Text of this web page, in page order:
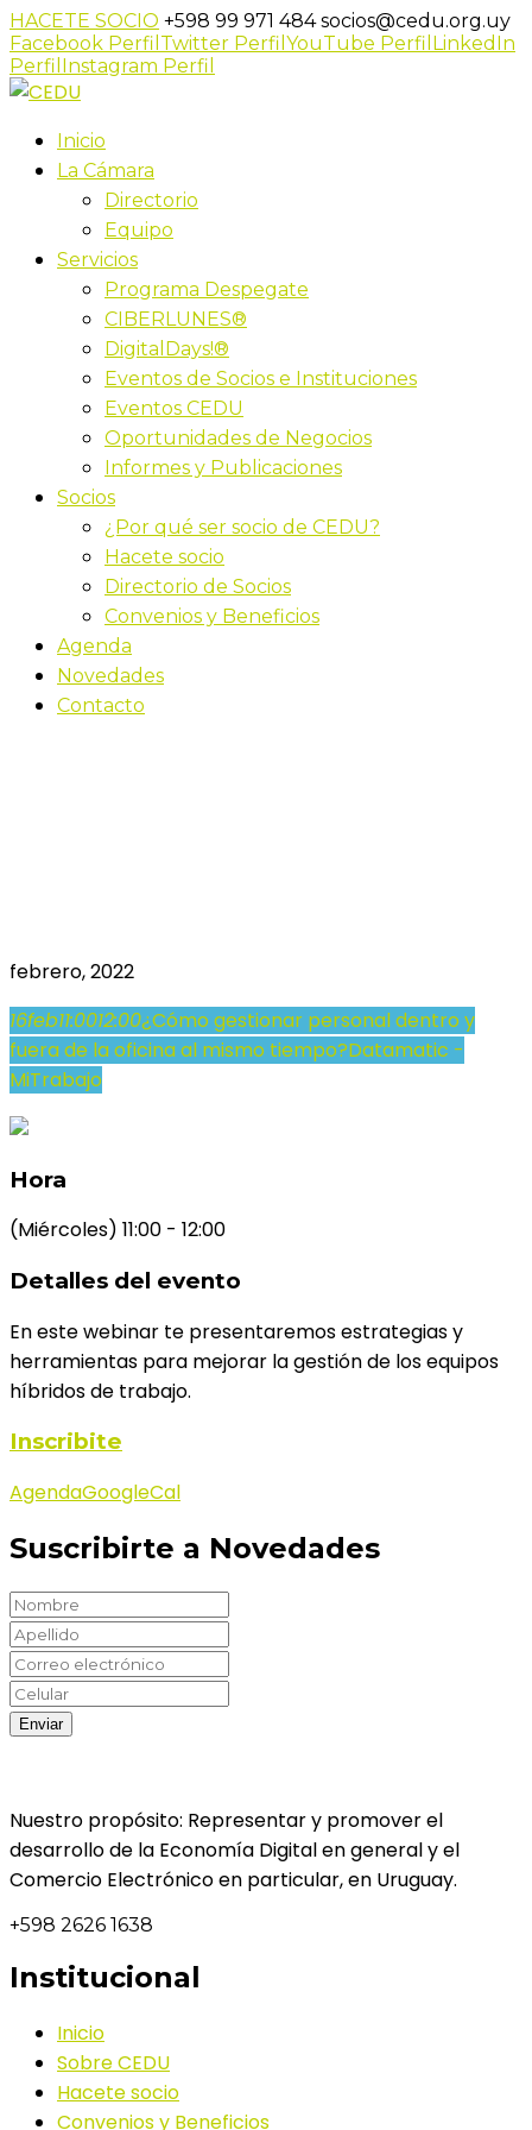
HACETE SOCIO +598 99 971 484socios@cedu.org.uy
Facebook Perfil Twitter Perfil YouTube Perfil LinkedIn
Perfil Instagram Perfil
Inicio
La Cámara
Directorio
Equipo
Servicios
Programa Despegate
CIBERLUNES®
DigitalDays!®
Eventos de Socios e Instituciones
Eventos CEDU
Oportunidades de Negocios
Informes y Publicaciones
Socios
¿Por qué ser socio de CEDU?
Hacete socio
Directorio de Socios
Convenios y Beneficios
Agenda
Novedades
Contacto
febrero, 2022
16feb11:0012:00¿Cómo gestionar personal dentro y
fuera de la oficina al mismo tiempo?Datamatic -
MiTrabajo
Hora
(Miércoles) 11:00 - 12:00
Detalles del evento
En este webinar te presentaremos estrategias y
herramientas para mejorar la gestión de los equipos
híbridos de trabajo.
Inscribite
AgendaGoogleCal
Suscribirte a Novedades
Nuestro propósito: Representar y promover el
desarrollo de la Economía Digital en general y el
Comercio Electrónico en particular, en Uruguay.
+598 2626 1638
Institucional
Inicio
Sobre CEDU
Hacete socio
Convenios y Beneficios